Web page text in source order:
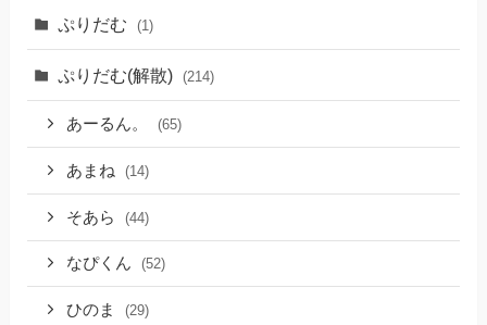
ぷりだむ (1)
ぷりだむ(解散) (214)
あーるん。 (65)
あまね (14)
そあら (44)
なぴくん (52)
ひのま (29)